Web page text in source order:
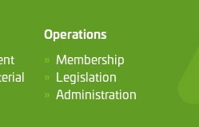
Operations
Membership
Legislation
Administration